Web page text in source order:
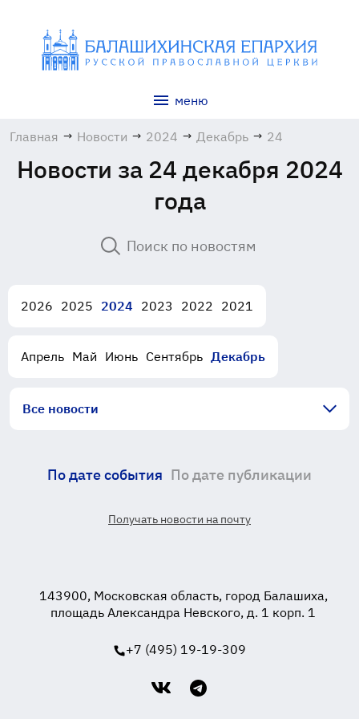
меню
Главная → Новости → 2024 → Декабрь → 24
Новости за 24 декабря 2024
года
2026 2025 2024 2023 2022 2021
Апрель Май Июнь Сентябрь Декабрь
Все новости
По дате события По дате публикации
Получать новости на почту
143900, Московская область, город Балашиха,
площадь Александра Невского, д. 1 корп. 1
+7 (495) 19-19-309